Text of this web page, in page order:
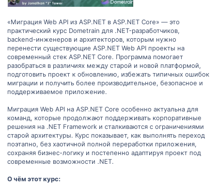
«Миграция Web API из ASP.NET в ASP.NET Core» — это
практический курс Dometrain для .NET-разработчиков,
backend-инженеров и архитекторов, которым нужно
перенести существующие ASP.NET Web API проекты на
современный стек ASP.NET Core. Программа помогает
разобраться в различиях между старой и новой платформой,
подготовить проект к обновлению, избежать типичных ошибок
миграции и получить более производительное, безопасное и
поддерживаемое приложение.
Миграция Web API на ASP.NET Core особенно актуальна для
команд, которые продолжают поддерживать корпоративные
решения на .NET Framework и сталкиваются с ограничениями
старой архитектуры. Курс показывает, как выполнять переход
поэтапно, без хаотичной полной переработки приложения,
сохраняя бизнес-логику и постепенно адаптируя проект под
современные возможности .NET.
О чём этот курс: